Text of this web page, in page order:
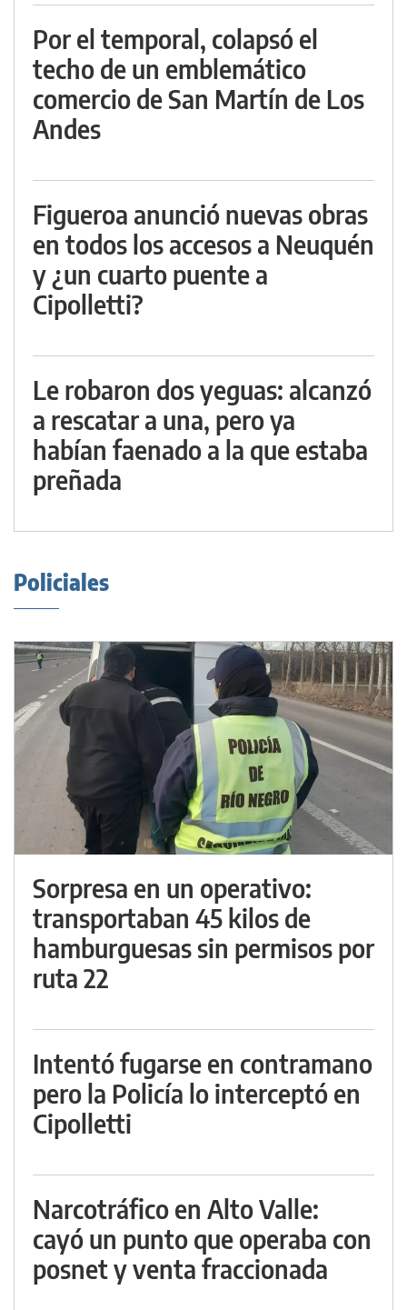
Por el temporal, colapsó el
techo de un emblemático
comercio de San Martín de Los
Andes
Figueroa anunció nuevas obras
en todos los accesos a Neuquén
y ¿un cuarto puente a
Cipolletti?
Le robaron dos yeguas: alcanzó
a rescatar a una, pero ya
habían faenado a la que estaba
preñada
Policiales
Sorpresa en un operativo:
transportaban 45 kilos de
hamburguesas sin permisos por
ruta 22
Intentó fugarse en contramano
pero la Policía lo interceptó en
Cipolletti
Narcotráfico en Alto Valle:
cayó un punto que operaba con
posnet y venta fraccionada